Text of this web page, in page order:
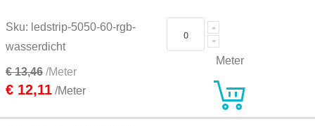
Sku: ledstrip-5050-60-rgb-
wasserdicht
€ 13,46 /Meter
€ 12,11 /Meter
Meter